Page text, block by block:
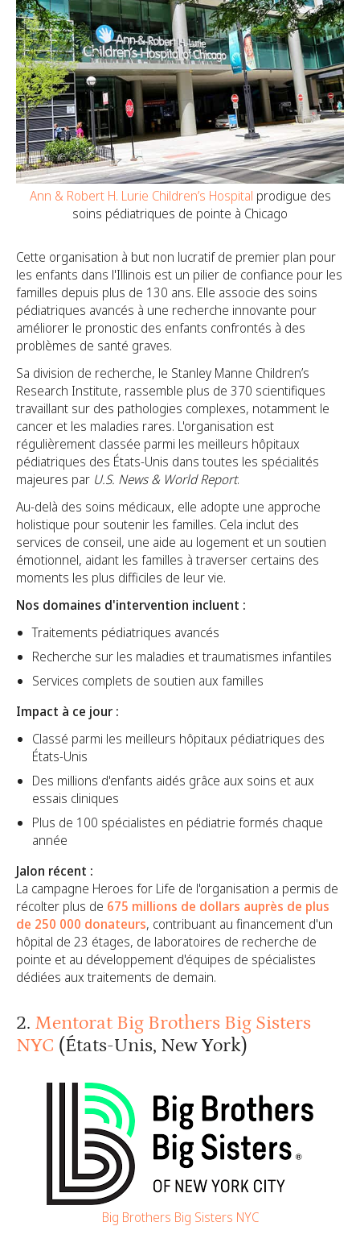
Ann & Robert H. Lurie Children’s Hospital prodigue des
soins pédiatriques de pointe à Chicago
Cette organisation à but non lucratif de premier plan pour
les enfants dans l'Illinois est un pilier de confiance pour les
familles depuis plus de 130 ans. Elle associe des soins
pédiatriques avancés à une recherche innovante pour
améliorer le pronostic des enfants confrontés à des
problèmes de santé graves.
Sa division de recherche, le Stanley Manne Children’s
Research Institute, rassemble plus de 370 scientifiques
travaillant sur des pathologies complexes, notamment le
cancer et les maladies rares. L'organisation est
régulièrement classée parmi les meilleurs hôpitaux
pédiatriques des États-Unis dans toutes les spécialités
majeures par U.S. News & World Report.
Au-delà des soins médicaux, elle adopte une approche
holistique pour soutenir les familles. Cela inclut des
services de conseil, une aide au logement et un soutien
émotionnel, aidant les familles à traverser certains des
moments les plus difficiles de leur vie.
Nos domaines d'intervention incluent :
Traitements pédiatriques avancés
Recherche sur les maladies et traumatismes infantiles
Services complets de soutien aux familles
Impact à ce jour :
Classé parmi les meilleurs hôpitaux pédiatriques des
États-Unis
Des millions d'enfants aidés grâce aux soins et aux
essais cliniques
Plus de 100 spécialistes en pédiatrie formés chaque
année
Jalon récent :
La campagne Heroes for Life de l'organisation a permis de
récolter plus de 675 millions de dollars auprès de plus
de 250 000 donateurs, contribuant au financement d'un
hôpital de 23 étages, de laboratoires de recherche de
pointe et au développement d'équipes de spécialistes
dédiées aux traitements de demain.
2. Mentorat Big Brothers Big Sisters
NYC (États-Unis, New York)
Big Brothers Big Sisters NYC